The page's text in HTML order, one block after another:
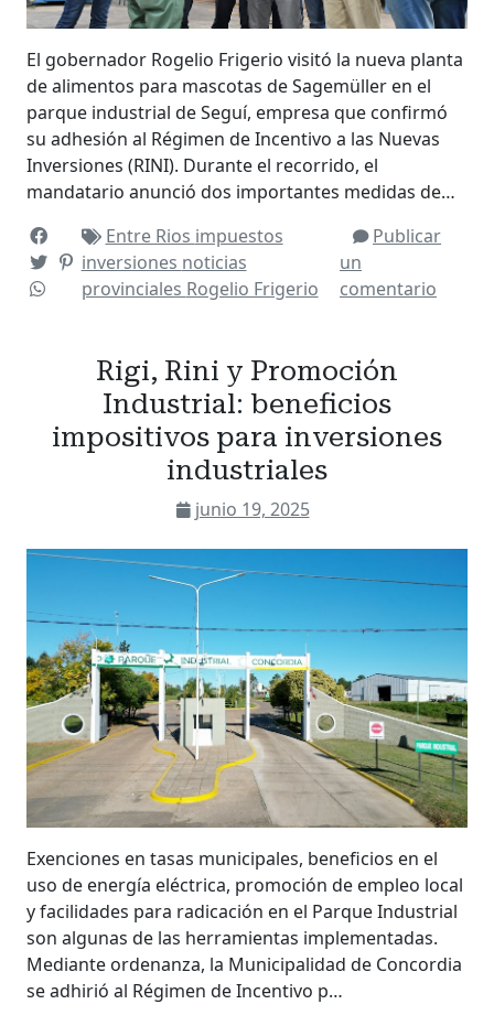
El gobernador Rogelio Frigerio visitó la nueva planta
de alimentos para mascotas de Sagemüller en el
parque industrial de Seguí, empresa que confirmó
su adhesión al Régimen de Incentivo a las Nuevas
Inversiones (RINI). Durante el recorrido, el
mandatario anunció dos importantes medidas de…
Entre Rios impuestos
inversiones noticias
provinciales Rogelio Frigerio
Publicar
un
comentario
Rigi, Rini y Promoción
Industrial: beneficios
impositivos para inversiones
industriales
junio 19, 2025
Exenciones en tasas municipales, beneficios en el
uso de energía eléctrica, promoción de empleo local
y facilidades para radicación en el Parque Industrial
son algunas de las herramientas implementadas.
Mediante ordenanza, la Municipalidad de Concordia
se adhirió al Régimen de Incentivo p…